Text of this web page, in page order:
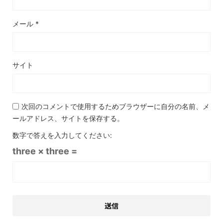
メール *
サイト
次回のコメントで使用するためブラウザーに自分の名前、メ
ールアドレス、サイトを保存する。
数字で答えを入力してください:
three × three =